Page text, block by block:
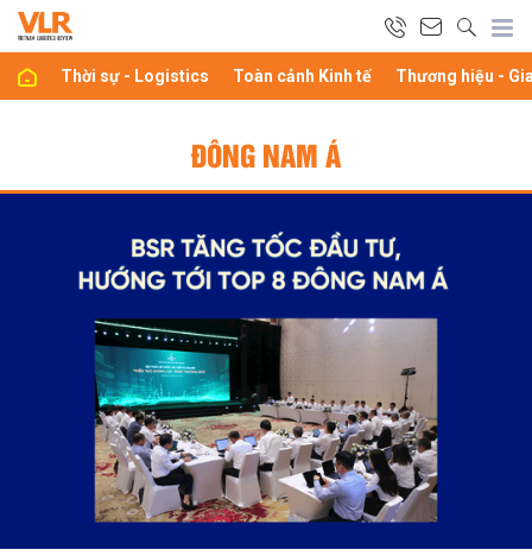
Thời sự - Logistics Toàn cảnh Kinh tế Thương hiệu -
ĐÔNG NAM Á